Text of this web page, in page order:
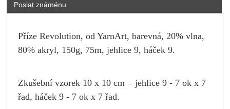
Poslat známénu
Příze Revolution, od YarnArt, barevná, 20% vlna,
80% akryl, 150g, 75m, jehlice 9, háček 9.
Zkušební vzorek 10 x 10 cm = jehlice 9 - 7 ok x 7
řad, háček 9 - 7 ok x 7 řad.